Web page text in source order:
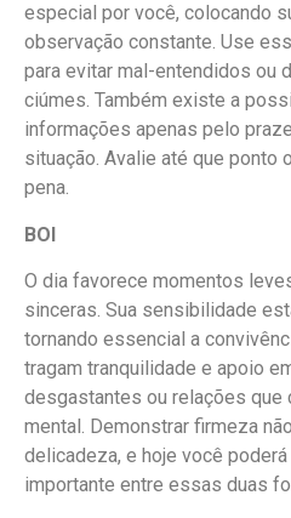
especial por você, colocando
observação constante. Use
para evitar mal-entendidos ou
ciúmes. Também existe a
informações apenas pelo
situação. Avalie até que ponto
pena.
BOI
O dia favorece momentos
sinceras. Sua sensibilidade
tornando essencial a
tragam tranquilidade e apoio
desgastantes ou relações que
mental. Demonstrar firmeza
delicadeza, e hoje você
importante entre essas duas